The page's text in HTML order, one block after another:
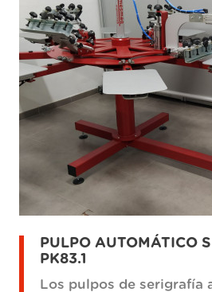
PULPO AUTOMÁTICO
PK83.1
Los pulpos de serigrafía